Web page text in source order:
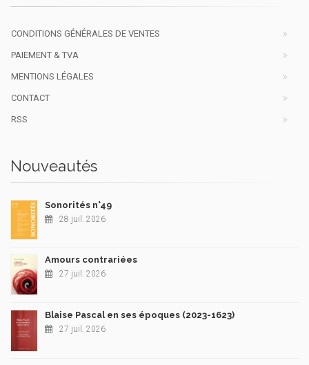
CONDITIONS GÉNÉRALES DE VENTES
PAIEMENT & TVA
MENTIONS LÉGALES
CONTACT
RSS
Nouveautés
Sonorités n°49
28 juil. 2026
Amours contrariées
27 juil. 2026
Blaise Pascal en ses époques (2023-1623)
27 juil. 2026